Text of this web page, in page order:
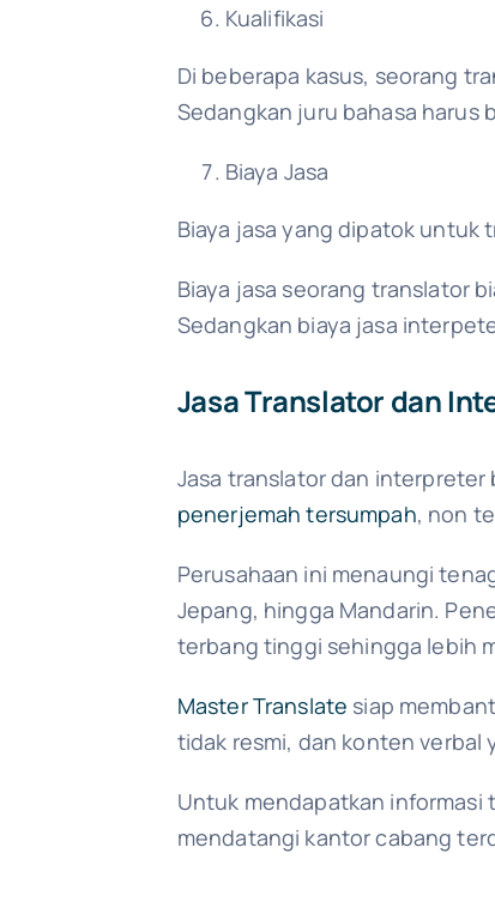
Kualifikasi
Di beberapa kasus, seorang
Sedangkan juru bahasa harus
Biaya Jasa
Biaya jasa yang dipatok untuk
Biaya jasa seorang translator
Sedangkan biaya jasa
Jasa Translator dan
Jasa translator dan interpreter
penerjemah tersumpah, non
Perusahaan ini menaungi
Jepang, hingga Mandarin.
terbang tinggi sehingga lebih
Master Translate siap
tidak resmi, dan konten verbal
Untuk mendapatkan
mendatangi kantor cabang